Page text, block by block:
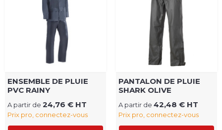
ENSEMBLE DE PLUIE
PVC RAINY
A partir de 24,76 € HT
Prix pro, connectez-vous
PANTALON DE PLUIE
SHARK OLIVE
A partir de 42,48 € HT
Prix pro, connectez-vous